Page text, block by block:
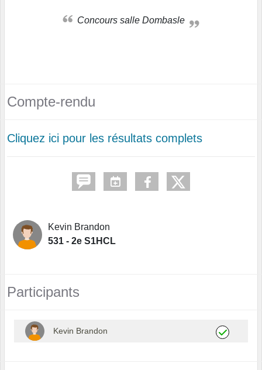
Concours salle Dombasle
Compte-rendu
Cliquez ici pour les résultats complets
Kevin Brandon
531 - 2e S1HCL
Participants
Kevin Brandon